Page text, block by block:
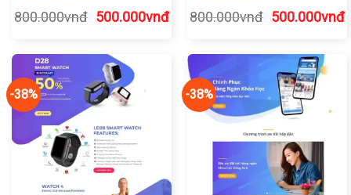
800.000vnđ Giá
800.000vnđ.
500.000vnđGiá
500.000vnđ.
800.000vnđ Giá
800.000vnđ.
500.000vnđ
-38% -38%